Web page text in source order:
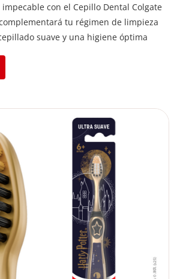
con el Cepillo Dental Colgate
tu régimen de limpieza
suave y una higiene óptima